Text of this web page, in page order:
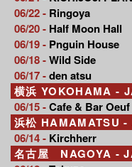
06/22 - Ringoya
06/20 - Half Moon Hall
06/19 - Pnguin House
06/18 -Wild Side
06/17 -den atsu
横浜 YOKOHAMA -
06/15 -Cafe & Bar Oeuf
浜松 HAMAMATSU -
06/14 - Kirchherr
名古屋 NAGOYA -